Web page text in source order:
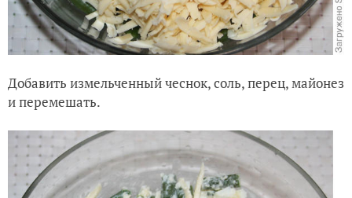
Добавить измельченный чеснок, соль, перец, майонез
и перемешать.